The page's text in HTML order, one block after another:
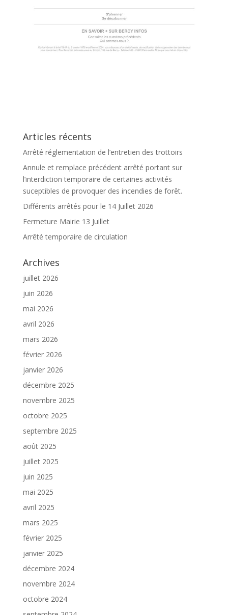
Articles récents
Arrêté réglementation de l’entretien des trottoirs
Annule et remplace précédent arrêté portant sur
l’interdiction temporaire de certaines activités
suceptibles de provoquer des incendies de forêt.
Différents arrêtés pour le 14 Juillet 2026
Fermeture Mairie 13 Juillet
Arrêté temporaire de circulation
Archives
juillet 2026
juin 2026
mai 2026
avril 2026
mars 2026
février 2026
janvier 2026
décembre 2025
novembre 2025
octobre 2025
septembre 2025
août 2025
juillet 2025
juin 2025
mai 2025
avril 2025
mars 2025
février 2025
janvier 2025
décembre 2024
novembre 2024
octobre 2024